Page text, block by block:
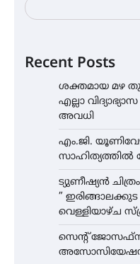
Recent Posts
ശക്തമായ മഴ
എല്ലാ
അവധി
എം.ജി.
സാഹിത്യത്തിൽ
ട്യുണീഷ്യൻ
”
വെള്ളിയാഴ്ച
സെന്റ്
അസോസിയേഷന്